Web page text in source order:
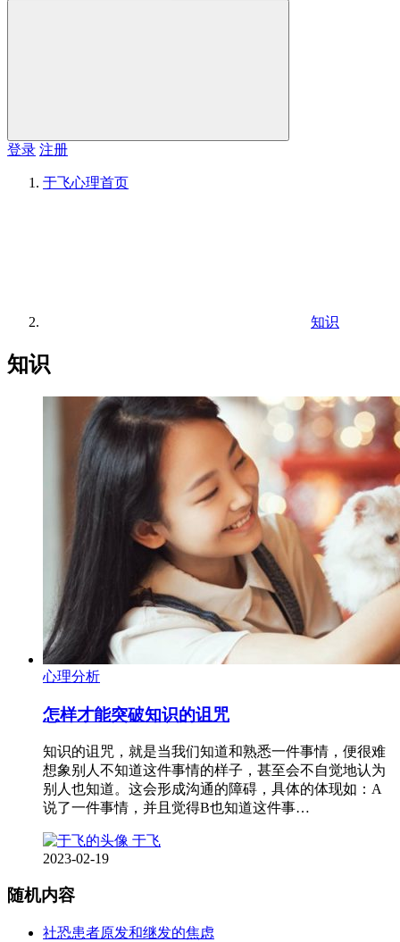
登录 注册
于飞心理首页
知识
知识
心理分析
怎样才能突破知识的诅咒
知识的诅咒，就是当我们知道和熟悉一件事情，便很难
想象别人不知道这件事情的样子，甚至会不自觉地认为
别人也知道。这会形成沟通的障碍，具体的体现如：A
说了一件事情，并且觉得B也知道这件事…
于飞
2023-02-19
随机内容
社恐患者原发和继发的焦虑